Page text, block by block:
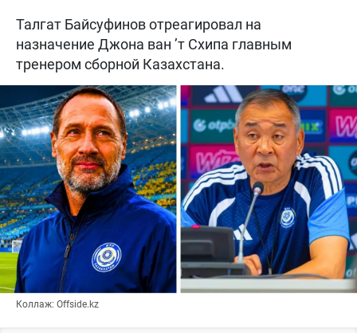
Талгат Байсуфинов отреагировал на
назначение Джона ван ’т Схипа главным
тренером сборной Казахстана.
Коллаж: Offside.kz